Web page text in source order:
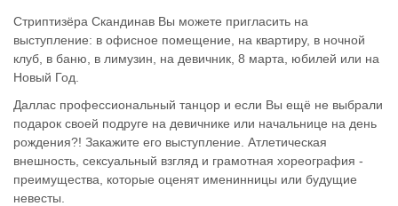
Стриптизёра Скандинав Вы можете пригласить на
выступление: в офисное помещение, на квартиру, в ночной
клуб, в баню, в лимузин, на девичник, 8 марта, юбилей или на
Новый Год.
Даллас профессиональный танцор и если Вы ещё не выбрали
подарок своей подруге на девичнике или начальнице на день
рождения?! Закажите его выступление. Атлетическая
внешность, сексуальный взгляд и грамотная хореография -
преимущества, которые оценят именинницы или будущие
невесты.